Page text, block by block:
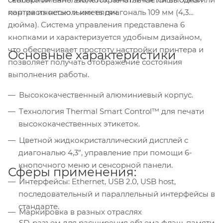
партия из нескольких тысяч.
контрастностью и имеет диагональ 109 мм (4,3
дюйма). Система управления представлена 6
кнопками и характеризуется удобным дизайном,
что обеспечивает простоту настройки принтера и
позволяет получать отображение состояния
выполнения работы.
Основные характеристики
Высококачественный алюминиевый корпус.
Tехнология Thermal Smart Control™ для печати
высококачественных этикеток.
Цветной жидкокристаллический дисплей с
диагональю 4,3”, управление при помощи 6-
кнопочного меню и сенсорной панели.
Интерфейсы: Ethernet, USB 2.0, USB host,
последовательный и параллельный интерфейсы в
стандарте.
Сферы применения:
Маркировка в разных отраслях